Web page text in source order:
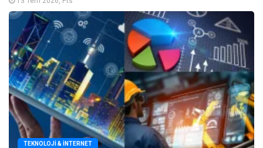
TEKNOLOJI & İNTERNET